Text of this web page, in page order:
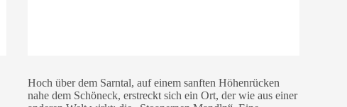
Hoch über dem Sarntal, auf einem sanften Höhenrücken
nahe dem Schöneck, erstreckt sich ein Ort, der wie aus einer